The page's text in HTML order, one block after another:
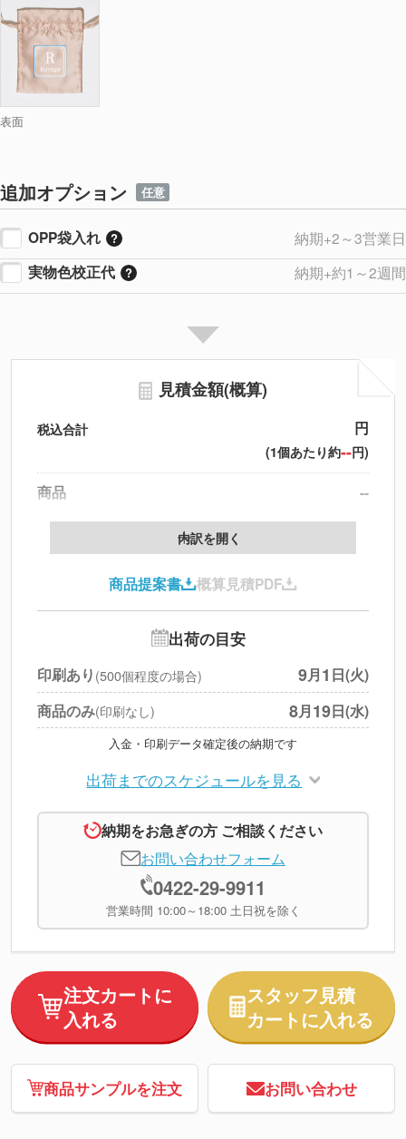
表面
追加オプション 任意
OPP袋入れ
納期+2～3営業日
実物色校正代
納期+約1～2週間
見積金額(概算)
税込合計 円
(1個あたり約--円)
商品
--
製版代
印刷代
北海道・沖縄・離島 別途
円
※上記小計は税別です
内訳を開く
商品提案書 概算見積PDF
出荷の目安
印刷あり (500個程度の場合) 9月1 日(火)
商品のみ(印刷なし) 8月19日(水)
入金・印刷データ確定後の納期です
出荷までのスケジュールを見る
納期をお急ぎの方 ご相談ください
お問い合わせフォーム
0422-29-9911
営業時間 10:00～18:00 土日祝を除く
注文カートに
入れる
スタッフ見積
カートに入れる
商品サンプルを注文 お問い合わせ